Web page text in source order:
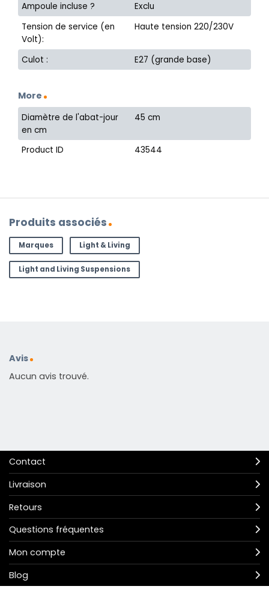
Ampoule incluse ?
Exclu
Tension de service (en
Volt):
Haute tension 220/230V
Culot : E27 (grande base)
More
Diamètre de l'abat-jour
en cm
45 cm
Product ID 43544
Produits associés
Marques Light & Living
Light and Living Suspensions
Avis
Aucun avis trouvé.
Contact
Livraison
Retours
Questions fréquentes
Mon compte
Blog